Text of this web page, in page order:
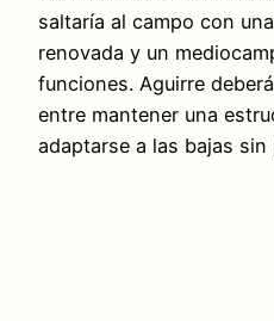
saltaría al campo con
renovada y un
funciones. Aguirre
entre mantener una
adaptarse a las bajas